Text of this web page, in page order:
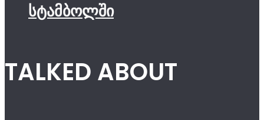
სტამბოლში
TALKED ABOUT